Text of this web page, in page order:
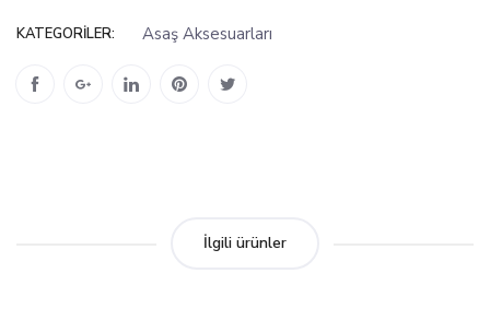
KATEGORILER: Asaş Aksesuarları
İlgili ürünler